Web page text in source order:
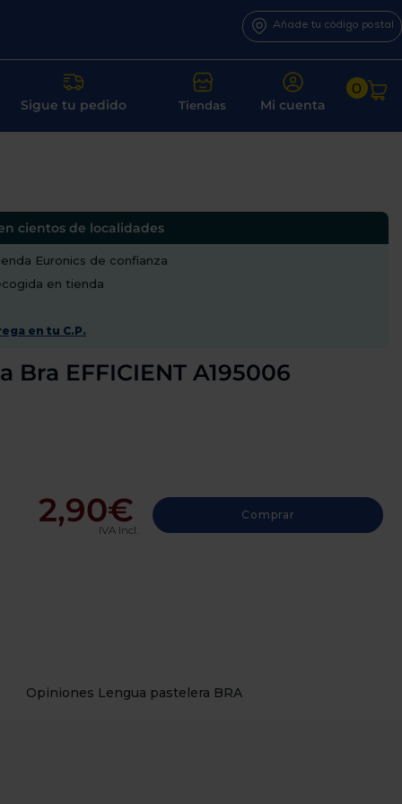
Añade tu código postal
Sigue tu pedido Tiendas Mi cuenta
0
cientos de localidades
Euronics de confianza
en tienda
en tu C.P.
Bra EFFICIENT A195006
2,90€
IVA Incl.
Comprar
Opiniones Lengua pastelera BRA